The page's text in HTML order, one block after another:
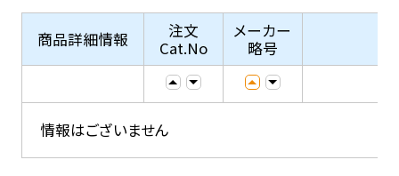
商品詳細情報
注文
Cat.No
メーカー
略号
情報はございません